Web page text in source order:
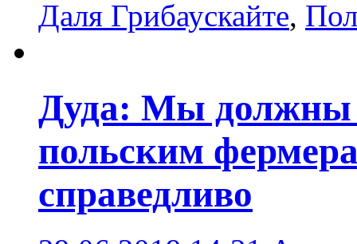
Даля Грибаускайте,
Дуда: Мы должны
польским
справедливо